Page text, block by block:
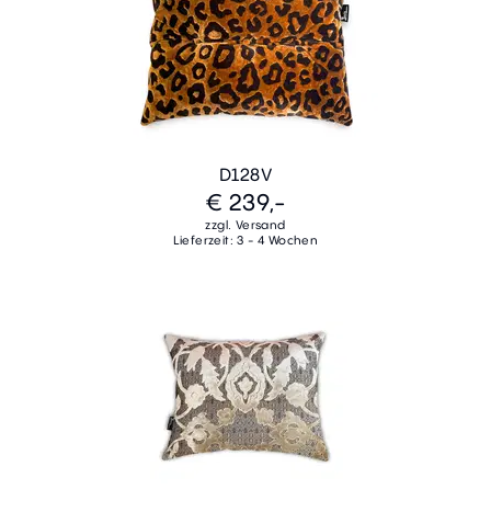
D128V
€ 239,-
zzgl. Versand
Lieferzeit: 3 - 4 Wochen